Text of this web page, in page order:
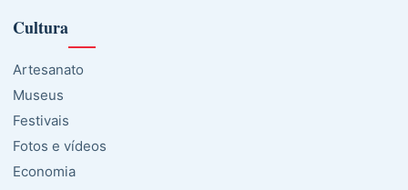
Cultura
Artesanato
Museus
Festivais
Fotos e vídeos
Economia